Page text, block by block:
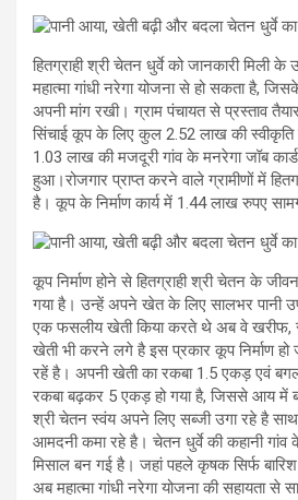
हितग्राही श्री चेतन धुर्वे को जानकारी
महात्मा गांधी नरेगा योजना से हो सकता है,
अपनी मांग रखी। ग्राम पंचायत से प्रस्ताव
सिंचाई कूप के लिए कुल 2.52 लाख की स्वीकृति
1.03 लाख की मजदूरी गांव के मनरेगा जॉब कार्ड
हुआ।रोजगार प्राप्त करने वाले ग्रामीणों में
है। कूप के निर्माण कार्य में 1.44 लाख रुपए
कूप निर्माण होने से हितग्राही श्री चेतन के
गया है। उन्हें अपने खेत के लिए सालभर पानी
एक फसलीय खेती किया करते थे अब वे खरीफ,
खेती भी करने लगे है इस प्रकार कूप निर्माण
रहें है। अपनी खेती का रकबा 1.5 एकड़ एवं
रकबा बढ़कर 5 एकड़ हो गया है, जिससे आय में
श्री चेतन स्वंय अपने लिए सब्जी उगा रहे है
आमदनी कमा रहे है। चेतन धुर्वे की कहानी गांव
मिसाल बन गई है। जहां पहले कृषक सिर्फ
अब महात्मा गांधी नरेगा योजना की सहायता से